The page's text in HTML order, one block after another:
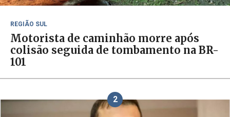
REGIÃO SUL
Motorista de caminhão morre após
colisão seguida de tombamento na BR-
101
2